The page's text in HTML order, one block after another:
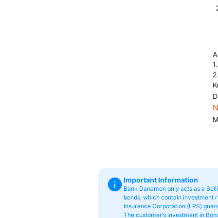
Important Information
Bank Danamon only acts as a
bonds, which contain investment
Insurance Corporation (LPS)
The customer’s investment in